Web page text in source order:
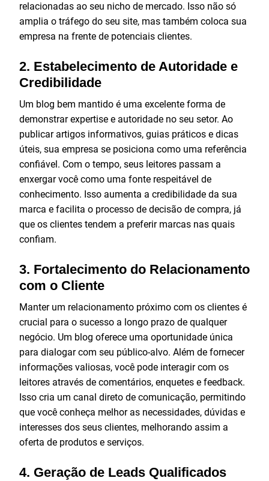
relacionadas ao seu nicho de mercado. Isso não só
amplia o tráfego do seu site, mas também coloca sua
empresa na frente de potenciais clientes.
2. Estabelecimento de Autoridade e
Credibilidade
Um blog bem mantido é uma excelente forma de
demonstrar expertise e autoridade no seu setor. Ao
publicar artigos informativos, guias práticos e dicas
úteis, sua empresa se posiciona como uma referência
confiável. Com o tempo, seus leitores passam a
enxergar você como uma fonte respeitável de
conhecimento. Isso aumenta a credibilidade da sua
marca e facilita o processo de decisão de compra, já
que os clientes tendem a preferir marcas nas quais
confiam.
3. Fortalecimento do Relacionamento
com o Cliente
Manter um relacionamento próximo com os clientes é
crucial para o sucesso a longo prazo de qualquer
negócio. Um blog oferece uma oportunidade única
para dialogar com seu público-alvo. Além de fornecer
informações valiosas, você pode interagir com os
leitores através de comentários, enquetes e feedback.
Isso cria um canal direto de comunicação, permitindo
que você conheça melhor as necessidades, dúvidas e
interesses dos seus clientes, melhorando assim a
oferta de produtos e serviços.
4. Geração de Leads Qualificados